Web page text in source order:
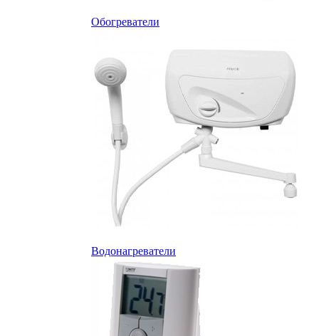
Обогреватели
Водонагреватели